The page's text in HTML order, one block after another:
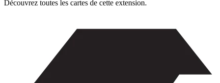
Découvrez toutes les cartes de cette extension.